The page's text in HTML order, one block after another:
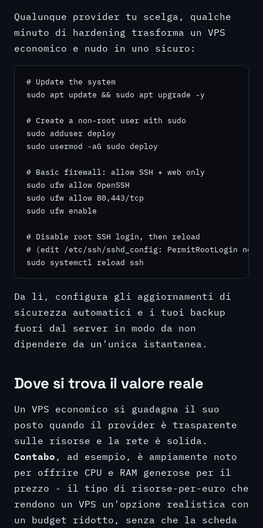
Qualunque provider tu scelga, qualche
minuto di hardening trasforma un VPS
economico e nudo in uno sicuro:
# Update the system
sudo apt update && sudo apt upgrade -y
# Create a non-root user with sudo
sudo adduser deploy
sudo usermod -aG sudo deploy
# Basic firewall: allow SSH + web only
sudo ufw allow OpenSSH
sudo ufw allow 80,443/tcp
sudo ufw enable
# Disable root SSH login, then reload
# (edit /etc/ssh/sshd_config: PermitRootLogin no)
sudo systemctl reload ssh
Da lì, configura gli aggiornamenti di
sicurezza automatici e i tuoi backup
fuori dal server in modo da non
dipendere da un'unica istantanea.
Dove si trova il valore reale
Un VPS economico si guadagna il suo
posto quando il provider è trasparente
sulle risorse e la rete è solida.
Contabo , ad esempio, è ampiamente noto
per offrire CPU e RAM generose per il
prezzo - il tipo di risorse-per-euro che
rendono un VPS un'opzione realistica con
un budget ridotto, senza che la scheda